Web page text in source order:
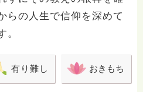
らの人生で信仰を深めて
。
有り難し おきもち